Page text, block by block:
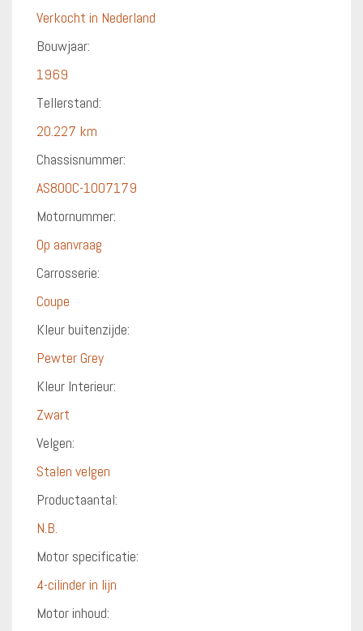
Verkocht in Nederland
Bouwjaar:
1969
Tellerstand:
20.227 km
Chassisnummer:
AS800C-1007179
Motornummer:
Op aanvraag
Carrosserie:
Coupe
Kleur buitenzijde:
Pewter Grey
Kleur Interieur:
Zwart
Velgen:
Stalen velgen
Productaantal:
N.B.
Motor specificatie:
4-cilinder in lijn
Motor inhoud: